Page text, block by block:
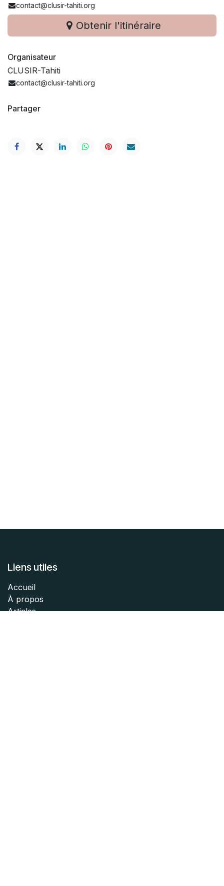
contact@clusir-tahiti.org
Obtenir l'itinéraire
Organisateur
CLUSIR-Tahiti
contact@clusir-tahiti.org
Partager
Liens utiles
Accueil
À propos
Articles